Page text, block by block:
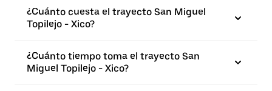
¿Cuánto cuesta el trayecto San Miguel
Topilejo - Xico?
¿Cuánto tiempo toma el trayecto San
Miguel Topilejo - Xico?